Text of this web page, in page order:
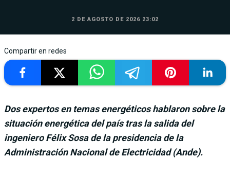
2 DE AGOSTO DE 2026 23:02
Compartir en redes
Dos expertos en temas energéticos hablaron sobre la
situación energética del país tras la salida del
ingeniero Félix Sosa de la presidencia de la
Administración Nacional de Electricidad (Ande).